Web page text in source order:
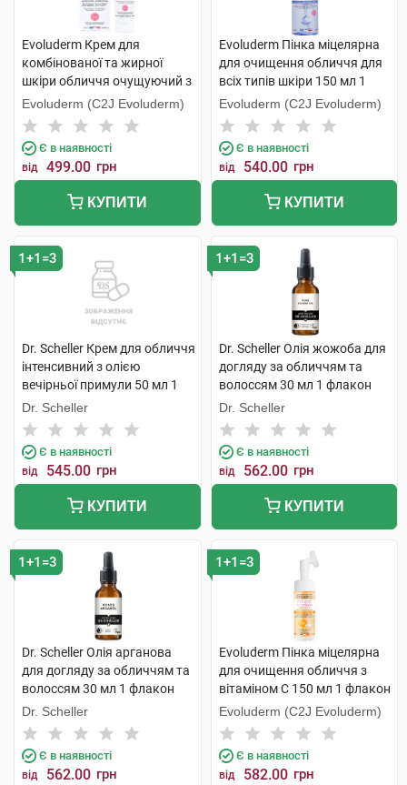
Evoluderm Крем для
комбінованої та жирної
шкіри обличчя очущуючий з
екстрактом грейпфруту
проти недолік.шкіри 50 мл 1
туба
Evoluderm (C2J Evoluderm)
Є в наявності
від 499.00 грн
КУПИТИ
Evoluderm Пінка міцелярна
для очищення обличчя для
всіх типів шкіри 150 мл 1
флакон
Evoluderm (C2J Evoluderm)
Є в наявності
від 540.00 грн
КУПИТИ
1+1=3
Dr. Scheller Крем для обличчя
інтенсивний з олією
вечірньої примули 50 мл 1
банка
Dr. Scheller
Є в наявності
від 545.00 грн
КУПИТИ
1+1=3
Dr. Scheller Олія жожоба для
догляду за обличчям та
волоссям 30 мл 1 флакон
Dr. Scheller
Є в наявності
від 562.00 грн
КУПИТИ
1+1=3
Dr. Scheller Олія арганова
для догляду за обличчям та
волоссям 30 мл 1 флакон
Dr. Scheller
Є в наявності
від 562.00 грн
1+1=3
Evoluderm Пінка міцелярна
для очищення обличчя з
вітаміном C 150 мл 1 флакон
Evoluderm (C2J Evoluderm)
Є в наявності
від 582.00 грн